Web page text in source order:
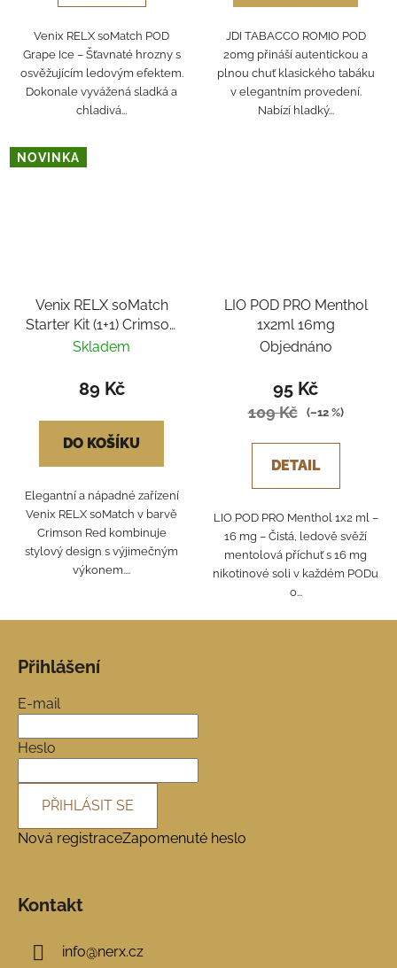
Venix RELX soMatch POD
Grape Ice – Šťavnaté hrozny s
osvěžujícím ledovým efektem.
Dokonale vyvážená sladká a
chladivá...
JDI TABACCO ROMIO POD
20mg přináší autentickou a
plnou chuť klasického tabáku
v elegantním provedení.
Nabízí hladký...
NOVINKA
Venix RELX soMatch
Starter Kit (1+1) Crimson
Red - Watermelon Chill
Skladem
89 Kč
DO KOŠÍKU
Elegantní a nápadné zařízení
Venix RELX soMatch v barvě
Crimson Red kombinuje
stylový design s výjimečným
výkonem....
LIO POD PRO Menthol
1x2ml 16mg
Objednáno
95 Kč
109 Kč (–12 %)
DETAIL
LIO POD PRO Menthol 1x2 ml –
16 mg – Čistá, ledově svěží
mentolová příchuť s 16 mg
nikotinové soli v každém PODu
o...
Přihlášení
E-mail
Heslo
PŘIHLÁSIT SE
Nová registraceZapomenuté heslo
Kontakt
info@nerx.cz